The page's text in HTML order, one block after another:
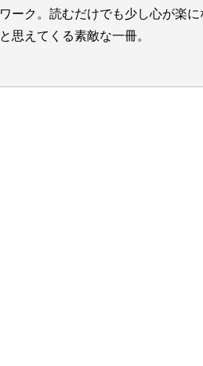
ワーク。読むだけでも少し心が楽
と思えてくる素敵な一冊。